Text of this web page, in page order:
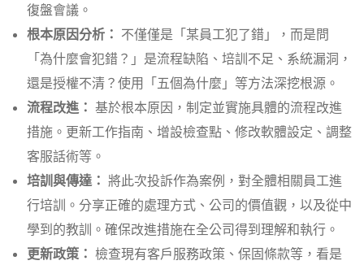
復盤會議。
根本原因分析： 不僅僅是「某員工犯了錯」，而是問
「為什麼會犯錯？」是流程缺陷、培訓不足、系統漏洞，
還是授權不清？使用「五個為什麼」等方法深挖根源。
流程改進： 基於根本原因，制定並實施具體的流程改進
措施。更新工作指南、增設檢查點、修改軟體設定、調整
客服話術等。
培訓與傳達： 將此次投訴作為案例，對全體相關員工進
行培訓。分享正確的處理方式、公司的價值觀，以及從中
學到的教訓。確保改進措施在全公司得到理解和執行。
更新政策： 檢查現有客戶服務政策、保固條款等，看是